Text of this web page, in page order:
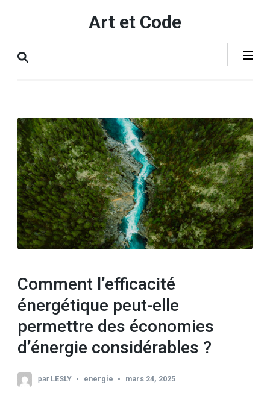
(Pressez
Art et Code
Comment l’efficacité
énergétique peut-elle
permettre des économies
d’énergie considérables ?
par LESLY energie mars 24, 2025